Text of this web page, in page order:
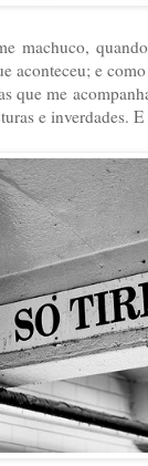
machuco,
e como
que me
e inverdades.